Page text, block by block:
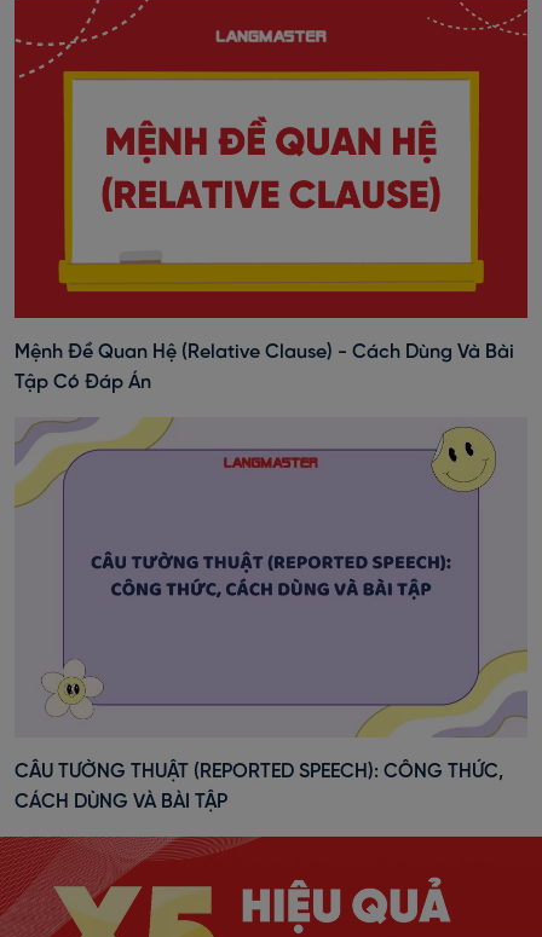
Mệnh Đề Quan Hệ (Relative Clause) - Cách Dùng Và Bài
Tập Có Đáp Án
CÂU TƯỜNG THUẬT (REPORTED SPEECH): CÔNG THỨC,
CÁCH DÙNG VÀ BÀI TẬP